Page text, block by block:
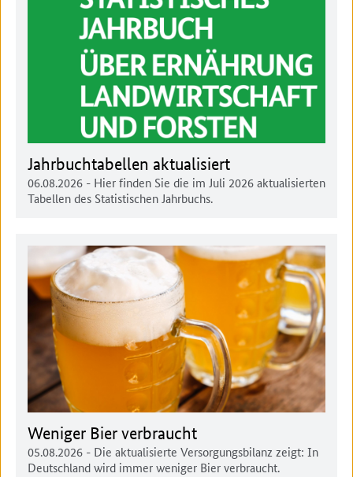
Jahrbuchtabellen aktualisiert
06.08.2026 - Hier finden Sie die im Juli 2026 aktualisierten
Tabellen des Statistischen Jahrbuchs.
Weniger Bier verbraucht
05.08.2026 - Die aktualisierte Versorgungsbilanz zeigt: In
Deutschland wird immer weniger Bier verbraucht.